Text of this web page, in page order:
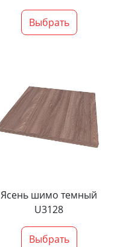
Выбрать
Ясень шимо темный
U3128
Выбрать